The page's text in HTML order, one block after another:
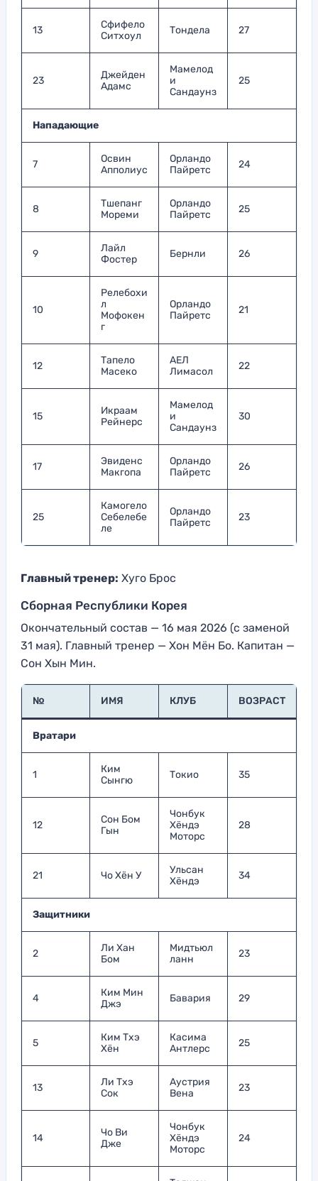
13
Сфифело
Ситхоул
Тондела 27
23
Джейден
Адамс
Мамелод
и
Сандаунз
25
Нападающие
7
Освин
Апполиус
Орландо
Пайретс
24
8
Тшепанг
Мореми
Орландо
Пайретс
25
9
Лайл
Фостер
Бернли 26
10
Релебохи
л
Мофокен
г
Орландо
Пайретс
21
12
Тапело
Масеко
АЕЛ
Лимасол
22
15
Икраам
Рейнерс
Мамелод
и
Сандаунз
30
17
Эвиденс
Макгопа
Орландо
Пайретс
26
25
Камогело
Себелебе
ле
Орландо
Пайретс
23
Главный тренер: Хуго Брос
Сборная Республики Корея
Окончательный состав — 16 мая 2026 (с заменой
31 мая). Главный тренер — Хон Мён Бо. Капитан —
Сон Хын Мин.
№ ИМЯ КЛУБ ВОЗРАСТ
Вратари
1
Ким
Сынгю
Токио 35
12
Сон Бом
Гын
Чонбук
Хёндэ
Моторс
28
21 Чо Хён У
Ульсан
Хёндэ
34
Защитники
2
Ли Хан
Бом
Мидтьюл
ланн
23
4
Ким Мин
Джэ
Бавария 29
5
Ким Тхэ
Хён
Касима
Антлерс
25
13
Ли Тхэ
Сок
Аустрия
Вена
23
14
Чо Ви
Дже
Чонбук
Хёндэ
Моторс
24